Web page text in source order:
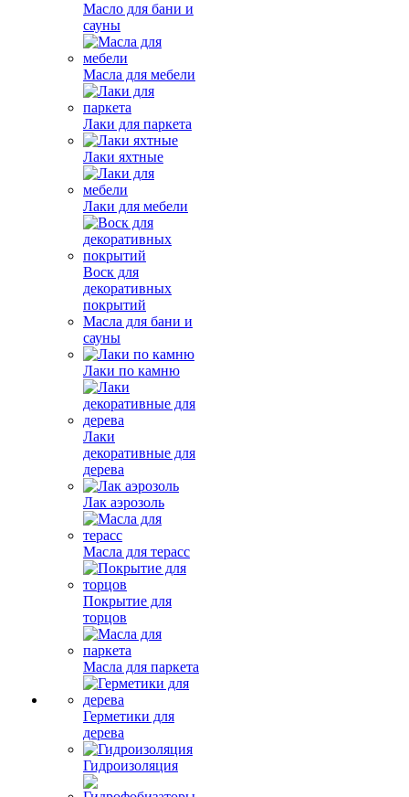
Масло для бани и
сауны
Масла для мебели
Лаки для паркета
Лаки яхтные
Лаки для мебели
Воск для
декоративных
покрытий
Масла для бани и
сауны
Лаки по камню
Лаки
декоративные для
дерева
Лак аэрозоль
Масла для терасс
Покрытие для
торцов
Масла для паркета
Герметики для
дерева
Гидроизоляция